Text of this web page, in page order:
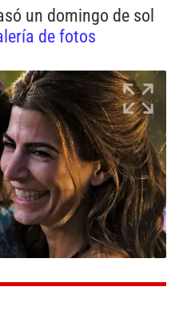
un domingo de sol
de fotos